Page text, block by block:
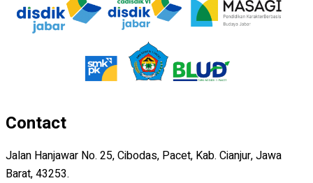
Contact
Jalan Hanjawar No. 25, Cibodas, Pacet, Kab. Cianjur, Jawa
Barat, 43253.